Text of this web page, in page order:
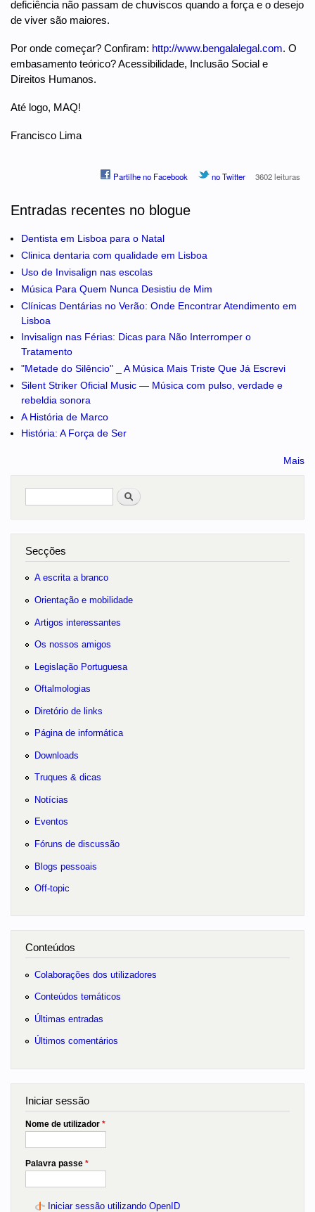
deficiência não passam de chuviscos quando a força e o desejo
de viver são maiores.
Por onde começar? Confiram: http://www.bengalalegal.com. O
embasamento teórico? Acessibilidade, Inclusão Social e
Direitos Humanos.
Até logo, MAQ!
Francisco Lima
Partilhe no Facebook no Twitter 3602 leituras
Entradas recentes no blogue
Dentista em Lisboa para o Natal
Clinica dentaria com qualidade em Lisboa
Uso de Invisalign nas escolas
Música Para Quem Nunca Desistiu de Mim
Clínicas Dentárias no Verão: Onde Encontrar Atendimento em
Lisboa
Invisalign nas Férias: Dicas para Não Interromper o
Tratamento
"Metade do Silêncio" _ A Música Mais Triste Que Já Escrevi
Silent Striker Oficial Music — Música com pulso, verdade e
rebeldia sonora
A História de Marco
História: A Força de Ser
Mais
Pesquisar
Secções
A escrita a branco
Orientação e mobilidade
Artigos interessantes
Os nossos amigos
Legislação Portuguesa
Oftalmologias
Diretório de links
Página de informática
Downloads
Truques & dicas
Notícias
Eventos
Fóruns de discussão
Blogs pessoais
Off-topic
Conteúdos
Colaborações dos utilizadores
Conteúdos temáticos
Últimas entradas
Últimos comentários
Iniciar sessão
Nome de utilizador *
Palavra passe *
Iniciar sessão utilizando OpenID